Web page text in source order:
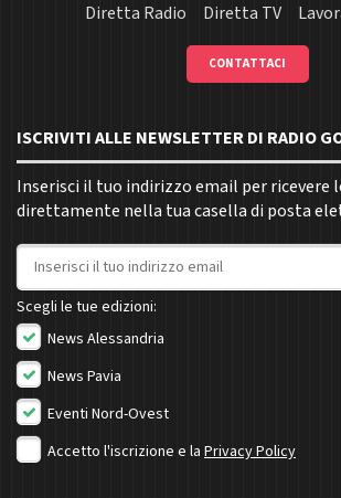
Diretta Radio
Diretta TV
CONTATTACI
ISCRIVITI ALLE NEWSLETTER DI RADIO
Inserisci il tuo indirizzo email per ricevere
direttamente nella tua casella di posta
Indirizzo email
Scegli le tue edizioni:
News Alessandria
News Pavia
Eventi Nord-Ovest
Accetto l'iscrizione e la Privacy Policy